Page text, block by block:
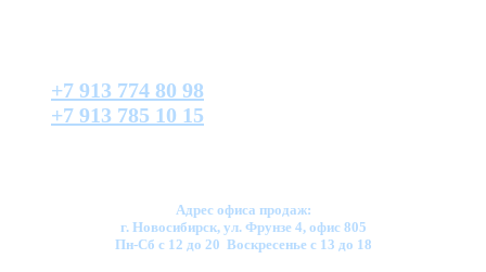
+7 913 774 80 98
+7 913 785 10 15
Адрес офиса продаж:
г. Новосибирск, ул. Фрунзе 4, офис 805
Пн-Сб с 12 до 20 Воскресенье с 13 до 18